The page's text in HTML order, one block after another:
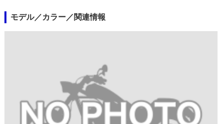
モデル／カラー／関連情報